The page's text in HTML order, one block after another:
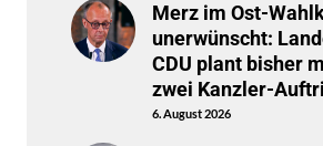
Merz im Ost-
unerwünscht:
CDU plant bisher
zwei Kanzler-
6. August 2026